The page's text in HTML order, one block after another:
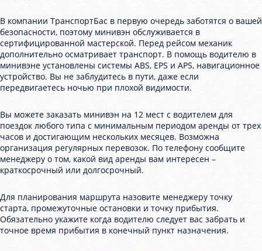
В компании ТранспортБас в первую очередь заботятся о вашей
безопасности, поэтому минивэн обслуживается в
сертифицированной мастерской. Перед рейсом механик
дополнительно осматривает транспорт. В помощь водителю в
минивэне установлены системы ABS, EPS и APS, навигационное
устройство. Вы не заблудитесь в пути, даже если
передвигаетесь ночью при плохой видимости.
Вы можете заказать минивэн на 12 мест с водителем для
поездок любого типа с минимальным периодом аренды от трех
часов и достигающим нескольких месяцев. Возможна
организация регулярных перевозок. По телефону сообщите
менеджеру о том, какой вид аренды вам интересен –
краткосрочный или долгосрочный.
Для планирования маршрута назовите менеджеру точку
старта, промежуточные остановки и точку прибытия.
Обязательно укажите когда водителю следует вас забрать и
точное время прибытия в конечный пункт назначения.